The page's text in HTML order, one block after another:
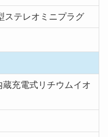
ステレオミニプラグ
蔵充電式リチウムイオ